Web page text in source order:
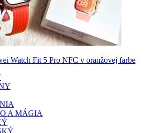
Watch Fit 5 Pro NFC v oranžovej farbe
A MÁGIA